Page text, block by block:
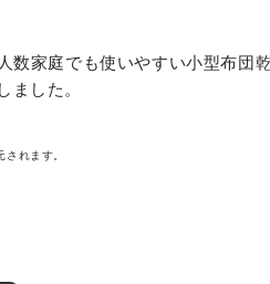
数家庭でも使いやすい小型布団
した。
れます。